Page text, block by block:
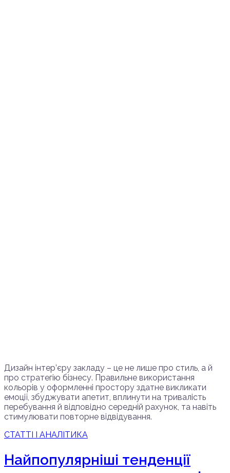
Дизайн інтер’єру закладу – це не лише про стиль, а й
про стратегію бізнесу. Правильне використання
кольорів у оформленні простору здатне викликати
емоції, збуджувати апетит, вплинути на тривалість
перебування й відповідно середній рахунок, та навіть
стимулювати повторне відвідування.
СТАТТІ І АНАЛІТИКА
Найпопулярніші тенденції